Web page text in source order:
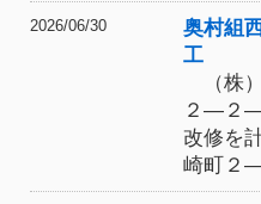
2026/06/30
奥村組
工
（株
２―２―
改修を
崎町２